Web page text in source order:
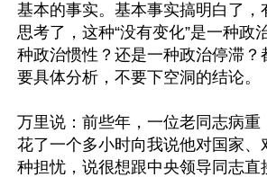
基本的事实。基本事实搞明白了，
思考了，这种“没有变化”是一种政
种政治惯性？还是一种政治停滞？
要具体分析，不要下空洞的结论。
万里说：前些年，一位老同志病重
花了一个多小时向我说他对国家、
种担忧，说很想跟中央领导同志直